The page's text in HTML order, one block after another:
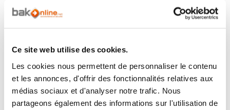
Ce site web utilise des cookies.
Les cookies nous permettent de personnaliser le contenu
et les annonces, d'offrir des fonctionnalités relatives aux
médias sociaux et d'analyser notre trafic. Nous
partageons également des informations sur l'utilisation de
Couleur Boitier
Les avis clients
Il n'y a pas encore d'avis sur ce produit